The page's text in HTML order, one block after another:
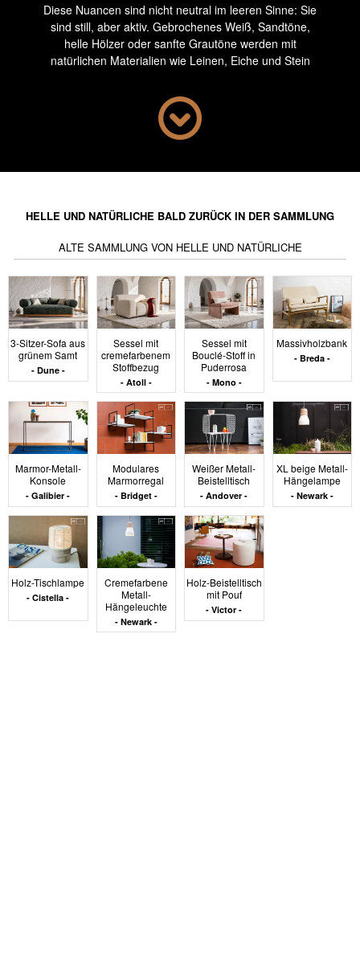
Diese Nuancen sind nicht neutral im leeren Sinne: Sie
sind still, aber aktiv. Gebrochenes Weiß, Sandtöne,
helle Hölzer oder sanfte Grautöne werden mit
natürlichen Materialien wie Leinen, Eiche und Stein
Sprache der Inneneinrichtung aufzubauen. Dieser
chromatische Ansatz ermöglicht es auch, markantere
Objekte aufzunehmen, ohne einen Bruch zu schaffen.
Es ist ein Hintergrund, aber ein durchdachter
Die Wahl heller und natürlicher Farben bedeutet nicht,
zu bevorzugen. Dies setzt eine feine Aufmerksamkeit
für die Nuancen, das Licht und die Resonanz der
Materialien untereinander voraus. Die Kategorie Helle &
natürliche Farben bietet somit einen beruhigten,
anpassungsfähigen visuellen Rahmen, der den Alltag
begleitet, ohne ihn jemals zu erdrücken.
HELLE UND NATÜRLICHE BALD ZURÜCK IN DER SAMMLUNG
ALTE SAMMLUNG VON HELLE UND NATÜRLICHE
3-Sitzer-Sofa aus
grünem Samt
Dune
Sessel mit
cremefarbenem
Stoffbezug
Atoll
Sessel mit
Bouclé-Stoff in
Puderrosa
Mono
Massivholzbank
Breda
Marmor-Metall-
Konsole
Galibier
Modulares
Marmorregal
Bridget
Weißer Metall-
Beistelltisch
Andover
XL beige Metall-
Hängelampe
Newark
Holz-Tischlampe
Cistella
Cremefarbene
Metall-
Hängeleuchte
Newark
Holz-Beistelltisch
mit Pouf
Victor